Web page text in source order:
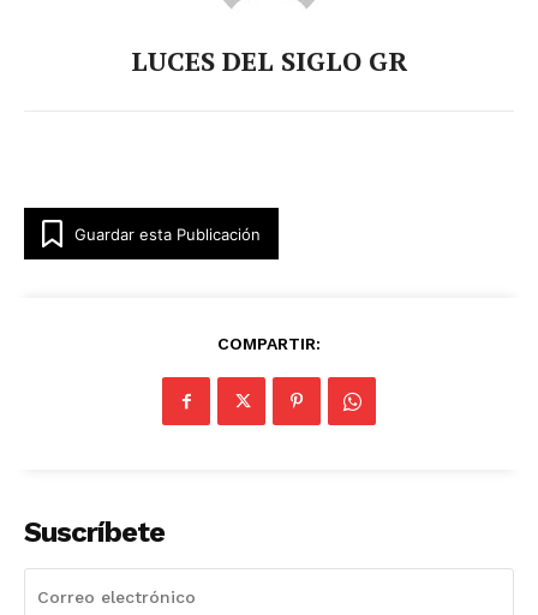
LUCES DEL SIGLO GR
Guardar esta Publicación
COMPARTIR:
Suscríbete